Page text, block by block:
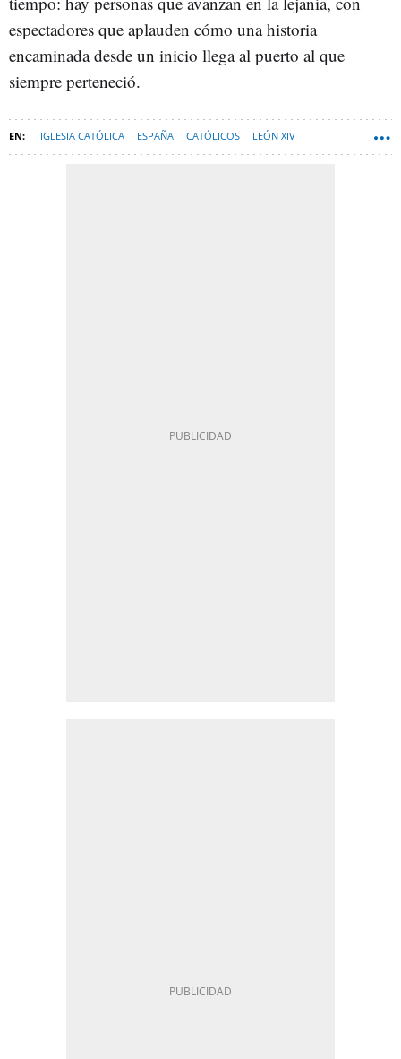
espectadores que aplauden cómo una historia
encaminada desde un inicio llega al puerto al que
siempre perteneció.
IGLESIA CATÓLICA ESPAÑA CATÓLICOS LEÓN XIV